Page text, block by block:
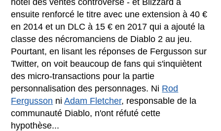
ensuite renforcé le titre avec une extension à 40 €
en 2014 et un DLC à 15 € en 2017 qui a ajouté la
classe des nécromanciens de Diablo 2 au jeu.
Pourtant, en lisant les réponses de Fergusson sur
Twitter, on voit beaucoup de fans qui s'inquiètent
des micro-transactions pour la partie
personnalisation des personnages. Ni Rod
Fergusson niAdam Fletcher, responsable de la
communauté Diablo, n'ont réfuté cette
hypothèse...